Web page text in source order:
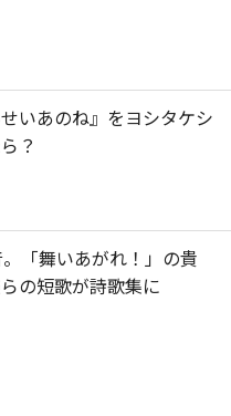
いあのね』をヨシタケシ
？
「舞いあがれ！」の貴
の短歌が詩歌集に